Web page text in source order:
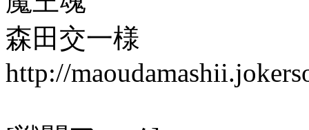
森田交一様
http://